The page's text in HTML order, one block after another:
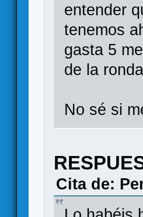
entender
tenemos
gasta 5
de la
No sé si
Cita de: